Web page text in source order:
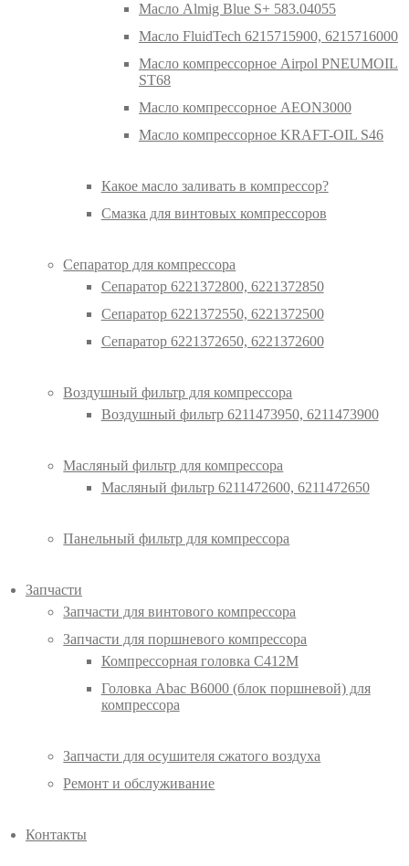
Масло Almig Blue S+ 583.04055
Масло FluidTech 6215715900, 6215716000
Масло компрессорное Airpol PNEUMOIL
ST68
Масло компрессорное AEON3000
Масло компрессорное KRAFT-OIL S46
Какое масло заливать в компрессор?
Смазка для винтовых компрессоров
Сепаратор для компрессора
Сепаратор 6221372800, 6221372850
Сепаратор 6221372550, 6221372500
Сепаратор 6221372650, 6221372600
Воздушный фильтр для компрессора
Воздушный фильтр 6211473950, 6211473900
Масляный фильтр для компрессора
Масляный фильтр 6211472600, 6211472650
Панельный фильтр для компрессора
Запчасти
Запчасти для винтового компрессора
Запчасти для поршневого компрессора
Компрессорная головка С412М
Головка Abac B6000 (блок поршневой) для
компрессора
Запчасти для осушителя сжатого воздуха
Ремонт и обслуживание
Контакты